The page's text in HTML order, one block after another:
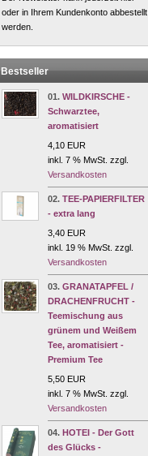
oder in Ihrem Kundenkonto abbestellt
werden.
Bestseller
01. WILDKIRSCHE -
Schwarztee,
aromatisiert
4,10 EUR
inkl. 7 % MwSt. zzgl.
Versandkosten
02. TEE-PAPIERFILTER
- extra lang
3,40 EUR
inkl. 19 % MwSt. zzgl.
Versandkosten
03. GRANATAPFEL /
DRACHENFRUCHT -
Teemischung aus
grünem und Weißem
Tee, aromatisiert -
Premium Tee
5,50 EUR
inkl. 7 % MwSt. zzgl.
Versandkosten
04. HOTEI - Der Gott
des Glücks -